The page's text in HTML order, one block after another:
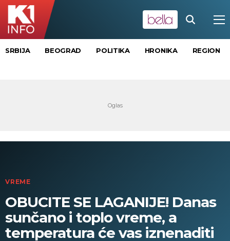
SRBIJA BEOGRAD POLITIKA HRONIKA REGION
VREME
OBUCITE SE LAGANIJE! Danas
sunčano i toplo vreme, a
temperatura će vas iznenaditi